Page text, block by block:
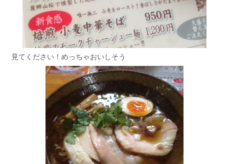
見てください！めっちゃおいしそう